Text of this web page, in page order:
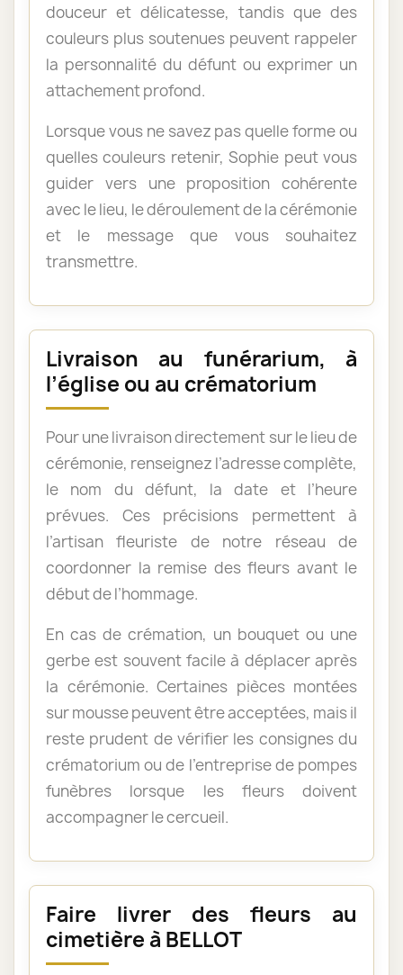
douceur et délicatesse, tandis que des
couleurs plus soutenues peuvent rappeler
la personnalité du défunt ou exprimer un
attachement profond.
Lorsque vous ne savez pas quelle forme ou
quelles couleurs retenir, Sophie peut vous
guider vers une proposition cohérente
avec le lieu, le déroulement de la cérémonie
et le message que vous souhaitez
transmettre.
Livraison au funérarium, à
l’église ou au crématorium
Pour une livraison directement sur le lieu de
cérémonie, renseignez l’adresse complète,
le nom du défunt, la date et l’heure
prévues. Ces précisions permettent à
l’artisan fleuriste de notre réseau de
coordonner la remise des fleurs avant le
début de l’hommage.
En cas de crémation, un bouquet ou une
gerbe est souvent facile à déplacer après
la cérémonie. Certaines pièces montées
sur mousse peuvent être acceptées, mais il
reste prudent de vérifier les consignes du
crématorium ou de l’entreprise de pompes
funèbres lorsque les fleurs doivent
accompagner le cercueil.
Faire livrer des fleurs au
cimetière à BELLOT